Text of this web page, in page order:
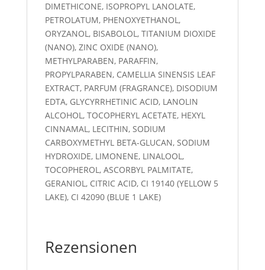
DIMETHICONE, ISOPROPYL LANOLATE,
PETROLATUM, PHENOXYETHANOL,
ORYZANOL, BISABOLOL, TITANIUM DIOXIDE
(NANO), ZINC OXIDE (NANO),
METHYLPARABEN, PARAFFIN,
PROPYLPARABEN, CAMELLIA SINENSIS LEAF
EXTRACT, PARFUM (FRAGRANCE), DISODIUM
EDTA, GLYCYRRHETINIC ACID, LANOLIN
ALCOHOL, TOCOPHERYL ACETATE, HEXYL
CINNAMAL, LECITHIN, SODIUM
CARBOXYMETHYL BETA-GLUCAN, SODIUM
HYDROXIDE, LIMONENE, LINALOOL,
TOCOPHEROL, ASCORBYL PALMITATE,
GERANIOL, CITRIC ACID, CI 19140 (YELLOW 5
LAKE), CI 42090 (BLUE 1 LAKE)
Rezensionen